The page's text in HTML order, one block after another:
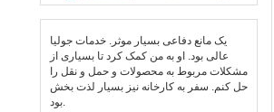
یک مانع دفاعی بسیار موثر. خدمات جولیا
عالی بود. او به من کمک کرد تا بسیاری از
مشکلات مربوط به محصولات و حمل و نقل را
حل کنم. سفر به کارخانه نیز بسیار لذت بخش
بود.